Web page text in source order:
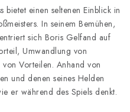
bietet einen seltenen Einblick in
In seinem Bemühen,
sich Boris Gelfand auf
Umwandlung von
Vorteilen. Anhand von
und denen seines Helden
er während des Spiels denkt.